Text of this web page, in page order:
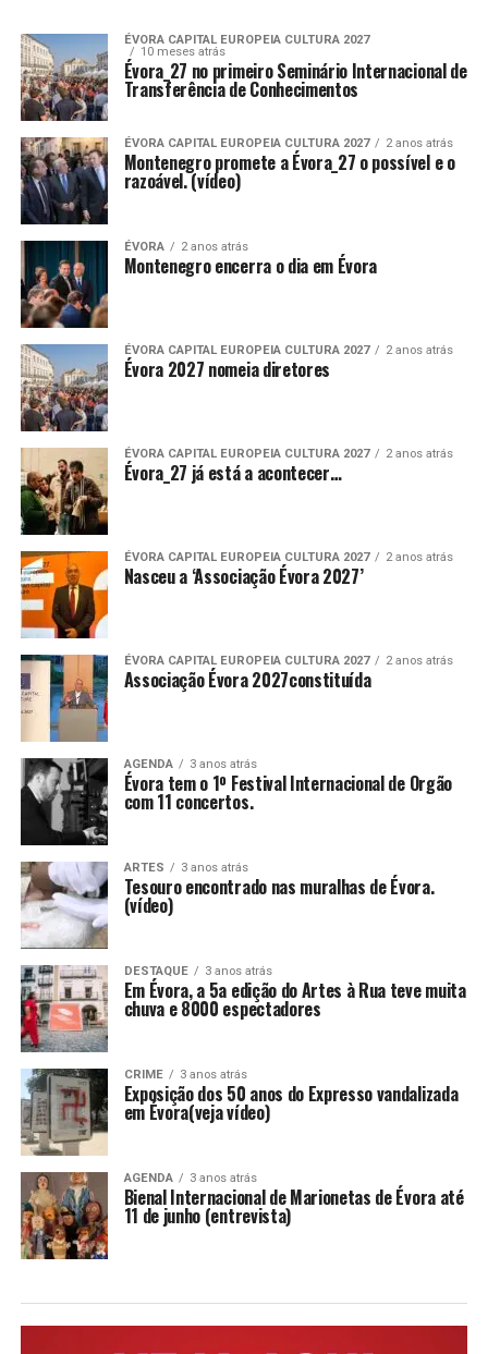
ÉVORA CAPITAL EUROPEIA CULTURA 2027
10 meses atrás
Évora_27 no primeiro Seminário Internacional de
Transferência de Conhecimentos
ÉVORA CAPITAL EUROPEIA CULTURA 2027 2 anos atrás
Montenegro promete a Évora_27 o possível e o
razoável. (vídeo)
ÉVORA 2 anos atrás
Montenegro encerra o dia em Évora
ÉVORA CAPITAL EUROPEIA CULTURA 2027 2 anos atrás
Évora 2027 nomeia diretores
ÉVORA CAPITAL EUROPEIA CULTURA 2027 2 anos atrás
Évora_27 já está a acontecer…
ÉVORA CAPITAL EUROPEIA CULTURA 2027 2 anos atrás
Nasceu a ‘Associação Évora 2027’
ÉVORA CAPITAL EUROPEIA CULTURA 2027 2 anos atrás
Associação Évora 2027constituída
AGENDA 3 anos atrás
Évora tem o 1º Festival Internacional de Orgão
com 11 concertos.
ARTES 3 anos atrás
Tesouro encontrado nas muralhas de Évora.
(vídeo)
DESTAQUE 3 anos atrás
Em Évora, a 5a edição do Artes à Rua teve muita
chuva e 8000 espectadores
CRIME 3 anos atrás
Exposição dos 50 anos do Expresso vandalizada
em Évora(veja vídeo)
AGENDA 3 anos atrás
Bienal Internacional de Marionetas de Évora até
11 de junho (entrevista)